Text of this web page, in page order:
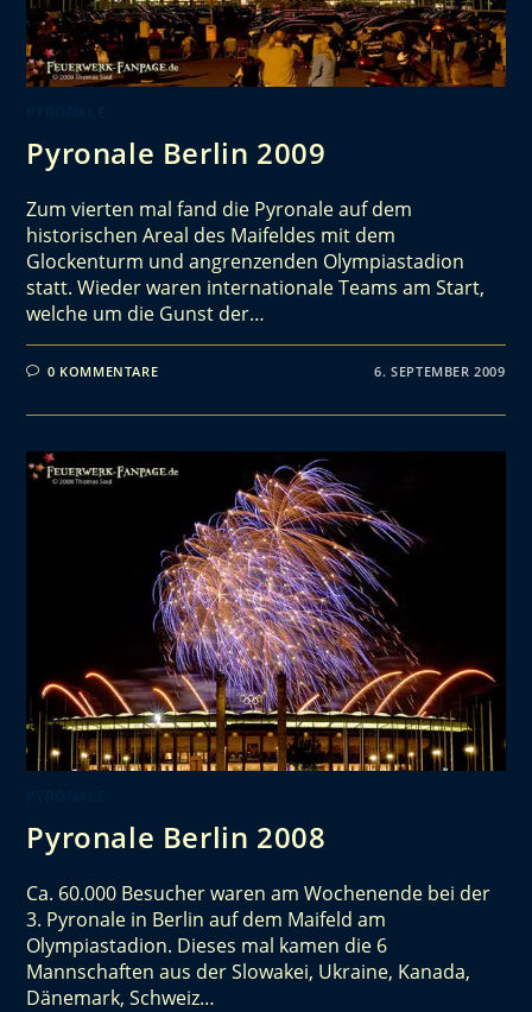
Pyronale Berlin 2009
Zum vierten mal fand die Pyronale auf dem
historischen Areal des Maifeldes mit dem
Glockenturm und angrenzenden Olympiastadion
statt. Wieder waren internationale Teams am Start,
welche um die Gunst der…
0 KOMMENTARE 6. SEPTEMBER 2009
Pyronale Berlin 2008
Ca. 60.000 Besucher waren am Wochenende bei der
3. Pyronale in Berlin auf dem Maifeld am
Olympiastadion. Dieses mal kamen die 6
Mannschaften aus der Slowakei, Ukraine, Kanada,
Dänemark, Schweiz…